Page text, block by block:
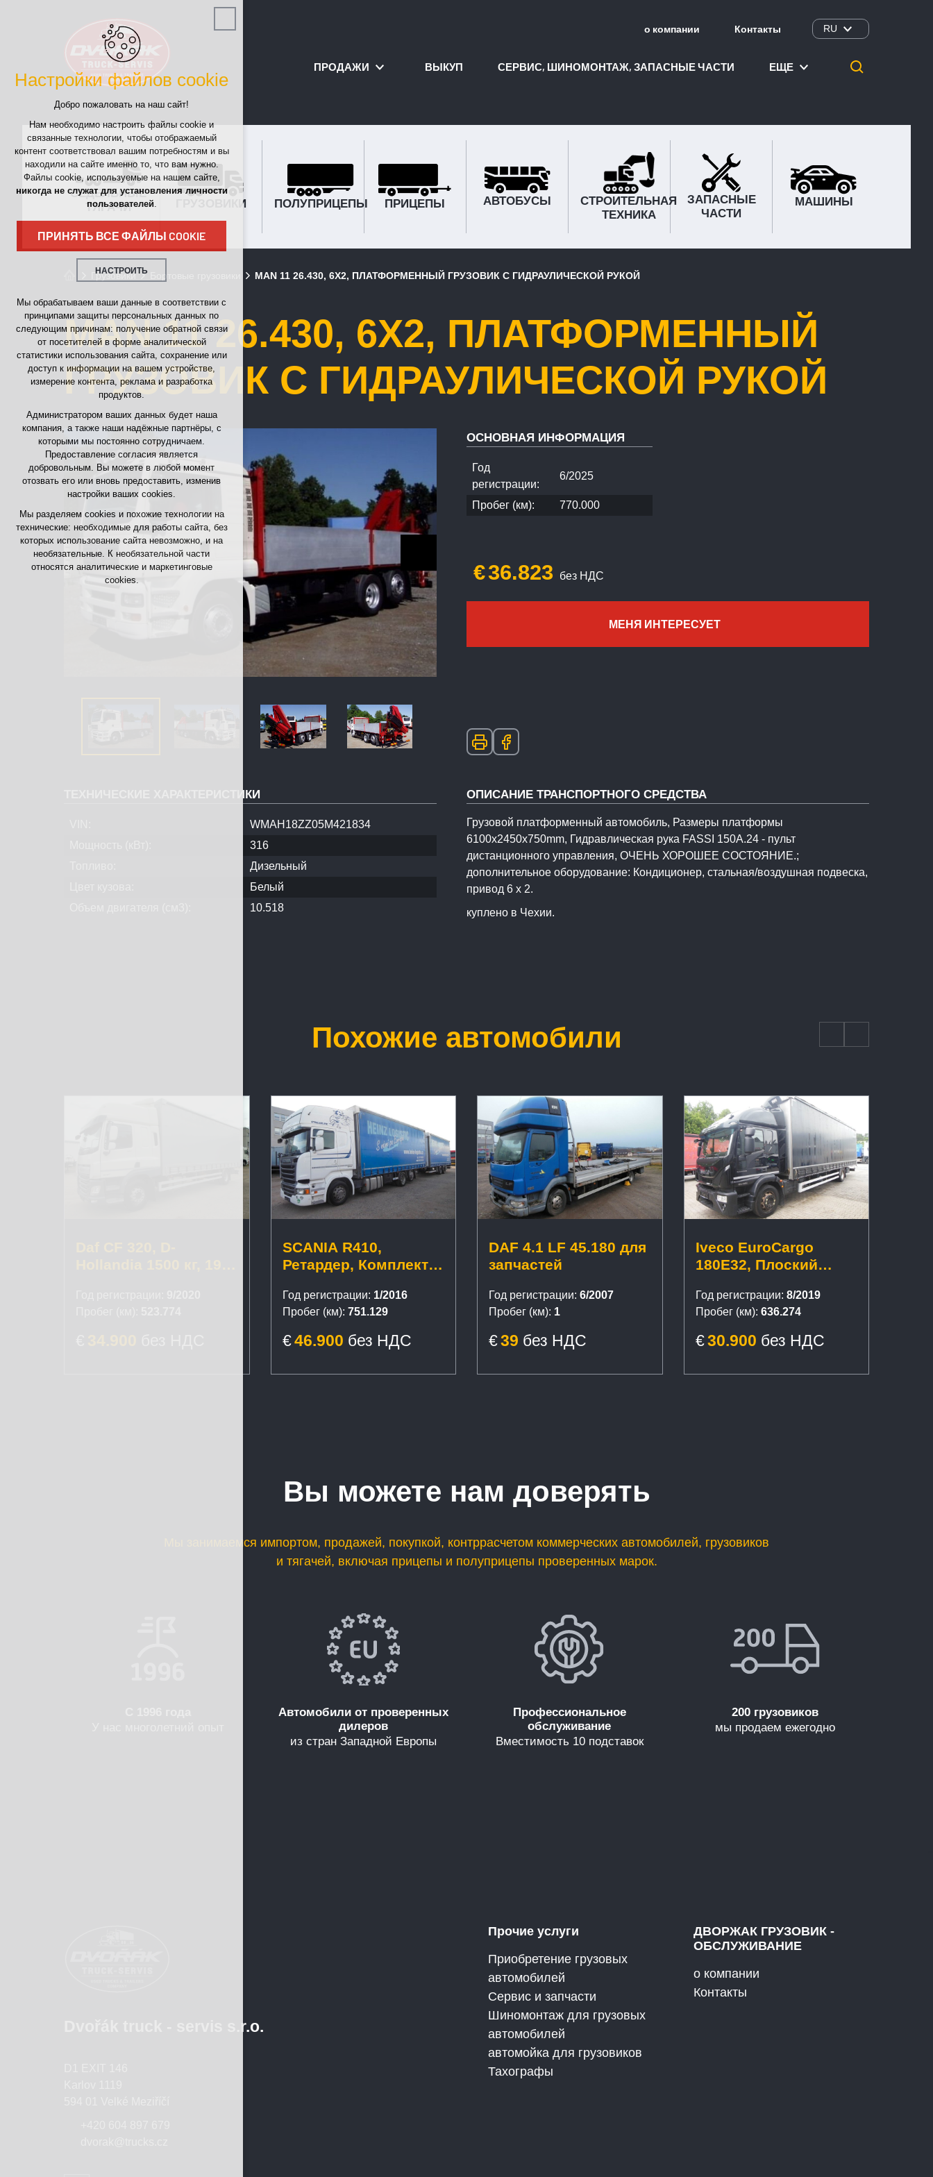
о компании Контакты RU
ПРОДАЖИ ВЫКУП СЕРВИС, ШИНОМОНТАЖ, ЗАПАСНЫЕ ЧАСТИ ЕЩЕ
СЕДЕЛЬНЫЕ
ТЯГАЧИ
ГРУЗОВИКИ ПОЛУПРИЦЕПЫ ПРИЦЕПЫ АВТОБУСЫ
СТРОИТЕЛЬНАЯ
ТЕХНИКА
ЗАПАСНЫЕ
ЧАСТИ
МАШИНЫ
Грузовики MAN 11 26.430, 6X2, ПЛАТФОРМЕННЫЙ ГРУЗОВИК С ГИДРАУЛИЧЕСКОЙ РУКОЙ
MAN 11 26.430, 6X2, ПЛАТФОРМЕННЫЙ
ГРУЗОВИК С ГИДРАУЛИЧЕСКОЙ РУКОЙ
€36.823 без НДС
МЕНЯ ИНТЕРЕСУЕТ
ОСНОВНАЯ ИНФОРМАЦИЯ
Год
регистрации:
6/2025
Пробег (км): 770.000
ТЕХНИЧЕСКИЕ ХАРАКТЕРИСТИКИ
WMAH18ZZ05M421834
316
Дизельный
Белый
10.518
ОПИСАНИЕ ТРАНСПОРТНОГО СРЕДСТВА
Грузовой платформенный автомобиль, Размеры платформы
6100x2450x750mm, Гидравлическая рука FASSI 150A.24 - пульт
дистанционного управления, ОЧЕНЬ ХОРОШЕЕ СОСТОЯНИЕ.;
дополнительное оборудование: Кондиционер, стальная/воздушная подвеска,
привод 6 x 2.
куплено в Чехии.
Похожие автомобили
SCANIA R410,
Ретардер, Комплект
Год регистрации: 1/2016
Пробег (км): 751.129
€46.900 без НДС
DAF 4.1 LF 45.180 для
запчастей
Год регистрации: 6/2007
Пробег (км): 1
€39 без НДС
Iveco EuroCargo
180E32, Плоский
палеты
Год регистрации: 8/2019
Пробег (км): 636.274
€30.900 без НДС
Вы можете нам доверять
Мы занимаемся импортом, продажей, покупкой, контррасчетом коммерческих автомобилей, грузовиков
и тягачей, включая прицепы и полуприцепы проверенных марок.
Автомобили от проверенных
дилеров
из стран Западной Европы
Профессиональное
обслуживание
Вместимость 10 подставок
200 грузовиков
мы продаем ежегодно
Dvořák truck - servis s.r.o.
Прочие услуги
Приобретение грузовых
автомобилей
Сервис и запчасти
Шиномонтаж для грузовых
автомобилей
автомойка для грузовиков
Тахографы
ДВОРЖАК ГРУЗОВИК -
ОБСЛУЖИВАНИЕ
о компании
Контакты
Настройки файлов cookie
Добро пожаловать на наш сайт!
Нам необходимо настроить файлы cookie и
связанные технологии, чтобы отображаемый
контент соответствовал вашим потребностям и вы
находили на сайте именно то, что вам нужно.
Файлы cookie, используемые на нашем сайте,
никогда не служат для установления личности
пользователей.
ПРИНЯТЬ ВСЕ ФАЙЛЫ COOKIE
НАСТРОИТЬ
Технические cookies
необходимы для функционирования сайта
поддержание контекста страниц (session):
возможные входы в аккаунт, выбор языка и
Необязательные cookies
аналитические — для анонимной оценки
посещаемости
маркетинговые cookies (Google, Seznam,
Facebook)
Мы обрабатываем ваши данные в соответствии с
принципами защиты персональных данных по
следующим причинам: получение обратной связи
от посетителей в форме аналитической
статистики использования сайта, сохранение или
доступ к информации на вашем устройстве,
измерение контента, реклама и разработка
продуктов.
Администратором ваших данных будет наша
компания, а также наши надёжные партнёры, с
которыми мы постоянно сотрудничаем.
Предоставление согласия является
добровольным. Вы можете в любой момент
отозвать его или вновь предоставить, изменив
настройки ваших cookies.
Мы разделяем cookies и похожие технологии на
технические: необходимые для работы сайта, без
которых использование сайта невозможно, и на
необязательные. К необязательной части
относятся аналитические и маркетинговые
cookies.